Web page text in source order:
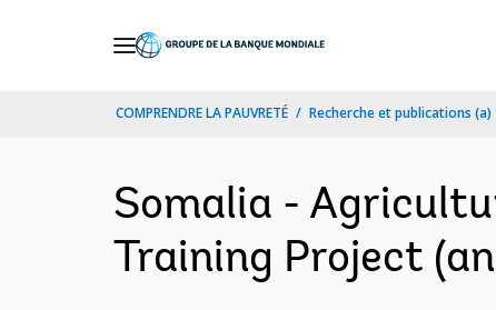
COMPRENDRE LA PAUVRETÉ Recherche et publications (a)
Somalia -
Training Project